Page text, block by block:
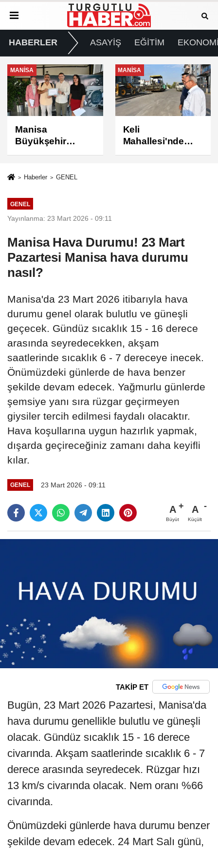
HABERLER ASAYİŞ EĞİTİM
MANİSA
Keli
Mahallesi'nde
Asfalt Çalışması
MANİSA
BAŞKAN ŞİMŞEK
SAHADAKİ
ÇALIŞMALARI
Haberler GENEL
GENEL
Yayınlanma: 23 Mart 2026 - 09:11
Manisa Hava Durumu! 23 Mart
Pazartesi Manisa hava durumu
nasıl?
Manisa'da 23 Mart 2026 itibarıyla hava
durumu genel olarak bulutlu ve güneşli
geçecek. Gündüz sıcaklık 15 - 16 derece
arasında seyredecekken, akşam
saatlerinde sıcaklık 6 - 7 dereceye inecek.
Önümüzdeki günlerde de hava benzer
şekilde devam edecek. Yağmurlu günlerde
şemsiye yanı sıra rüzgar geçirmeyen
giysiler tercih edilmesi faydalı olacaktır.
Hava koşullarına uygun hazırlık yapmak,
dışarda geçireceğiniz zamanı daha keyifli
kılar.
GENEL 23 Mart 2026 - 09:11
A
Büyüt
A
Küçült
TAKİP ET
Bugün, 23 Mart 2026 Pazartesi, Manisa'da
hava durumu genellikle bulutlu ve güneşli
olacak. Gündüz sıcaklık 15 - 16 derece
civarında. Akşam saatlerinde sıcaklık 6 - 7
derece arasında seyredecek. Rüzgar hızı
13 km/s civarında olacak. Nem oranı %66
civarında.
Önümüzdeki günlerde hava durumu benzer
şekilde devam edecek. 24 Mart Salı günü,